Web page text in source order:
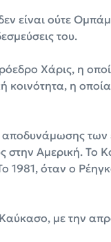
είναι ούτε
του.
Χάρις, η
η οποία
των
στην Αμερική. Το
όταν ο
με την